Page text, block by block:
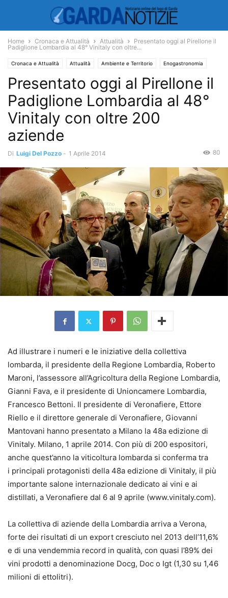
Home Cronaca e Attualità Attualità
Presentato oggi al Pirellone il
Padiglione Lombardia al 48° Vinitaly con oltre...
Cronaca e Attualità Attualità Ambiente e Territorio Enogastronomia
Manifestazioni Fiere
Presentato oggi al Pirellone il
Padiglione Lombardia al 48°
Vinitaly con oltre 200
aziende
Di Luigi Del Pozzo - 1 Aprile 2014 80
Ad illustrare i numeri e le iniziative della collettiva
lombarda, il presidente della Regione Lombardia, Roberto
Maroni, l’assessore all’Agricoltura della Regione Lombardia,
Gianni Fava, e il presidente di Unioncamere Lombardia,
Francesco Bettoni. Il presidente di Veronafiere, Ettore
Riello e il direttore generale di Veronafiere, Giovanni
Mantovani hanno presentato a Milano la 48a edizione di
Vinitaly. Milano, 1 aprile 2014. Con più di 200 espositori,
anche quest’anno la viticoltura lombarda si conferma tra
i principali protagonisti della 48a edizione di Vinitaly, il più
importante salone internazionale dedicato ai vini e ai
distillati, a Veronafiere dal 6 al 9 aprile (www.vinitaly.com).
La collettiva di aziende della Lombardia arriva a Verona,
forte dei risultati di un export cresciuto nel 2013 dell’11,6%
e di una vendemmia record in qualità, con quasi l’89% dei
vini prodotti a denominazione Docg, Doc o Igt (1,30 su 1,46
milioni di ettolitri).